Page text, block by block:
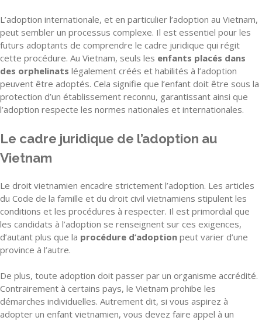
L’adoption internationale, et en particulier l’adoption au Vietnam,
peut sembler un processus complexe. Il est essentiel pour les
futurs adoptants de comprendre le cadre juridique qui régit
cette procédure. Au Vietnam, seuls les enfants placés dans
des orphelinats légalement créés et habilités à l’adoption
peuvent être adoptés. Cela signifie que l’enfant doit être sous la
protection d’un établissement reconnu, garantissant ainsi que
l’adoption respecte les normes nationales et internationales.
Le cadre juridique de l’adoption au
Vietnam
Le droit vietnamien encadre strictement l’adoption. Les articles
du Code de la famille et du droit civil vietnamiens stipulent les
conditions et les procédures à respecter. Il est primordial que
les candidats à l’adoption se renseignent sur ces exigences,
d’autant plus que la procédure d’adoption peut varier d’une
province à l’autre.
De plus, toute adoption doit passer par un organisme accrédité.
Contrairement à certains pays, le Vietnam prohibe les
démarches individuelles. Autrement dit, si vous aspirez à
adopter un enfant vietnamien, vous devez faire appel à un